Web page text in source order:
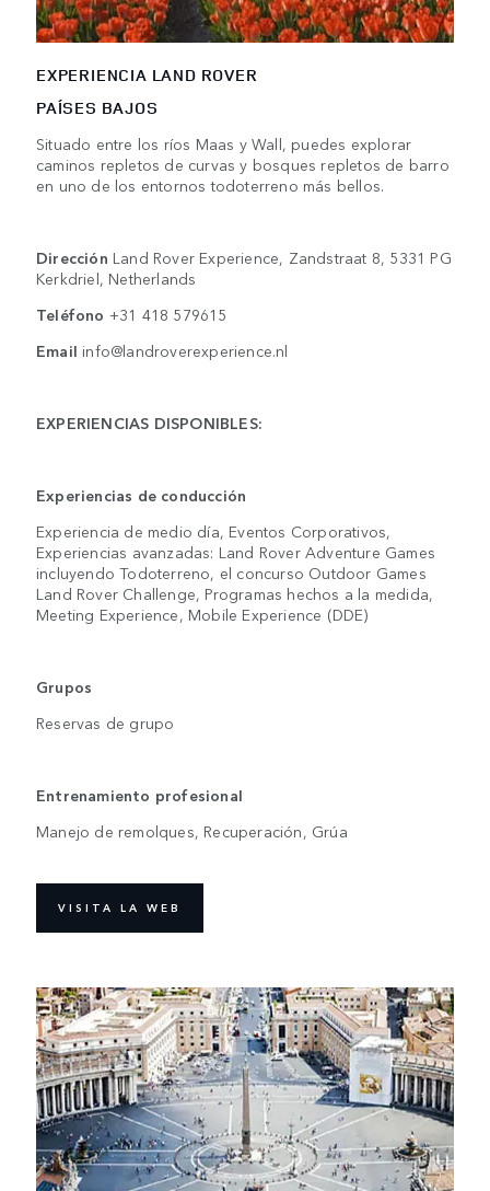
EXPERIENCIA LAND ROVER
PAÍSES BAJOS
Situado entre los ríos Maas y Wall, puedes explorar
caminos repletos de curvas y bosques repletos de barro
en uno de los entornos todoterreno más bellos.
Dirección Land Rover Experience, Zandstraat 8, 5331 PG
Kerkdriel, Netherlands
Teléfono +31 418 579615
Email info@landroverexperience.nl
EXPERIENCIAS DISPONIBLES:
Experiencias de conducción
Experiencia de medio día, Eventos Corporativos,
Experiencias avanzadas: Land Rover Adventure Games
incluyendo Todoterreno, el concurso Outdoor Games
Land Rover Challenge, Programas hechos a la medida,
Meeting Experience, Mobile Experience (DDE)
Grupos
Reservas de grupo
Entrenamiento profesional
Manejo de remolques, Recuperación, Grúa
VISITA LA WEB